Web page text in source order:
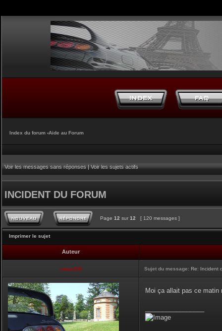
Index du forum ‹Aide au Forum
Voir les messages sans réponses|Voir les sujets actifs
INCIDENT DU FORUM
Page 12 sur 12 [ 120 messages ]
Imprimer le sujet
Auteur
vmax330 Sujet du message: Re: Incident
Moi ça allait pas ce